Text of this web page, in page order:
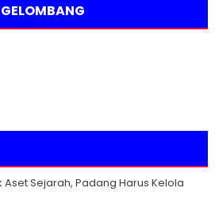
Aset Sejarah, Padang Harus Kelola